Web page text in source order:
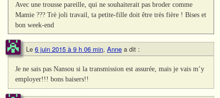
Avec une trousse pareille, qui ne souhaiterait pas broder comme
Mamie ??? Trè joli travail, ta petite-fille doit être très fière ! Bises et
bon week-end
Le 6 juin 2015 à 9 h 06 min, Anne a dit :
Je ne sais pas Nansou si la transmission est assurée, mais je vais m’y
employer!!! bons baisers!!